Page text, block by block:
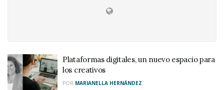
Plataformas digitales, un nuevo espacio para
los creativos
POR MARIANELLA HERNÁNDEZ